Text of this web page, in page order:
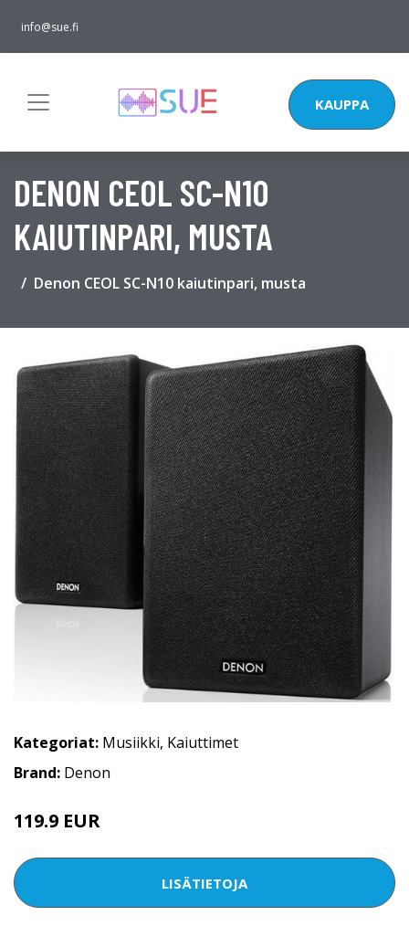
info@sue.fi
KAUPPA
DENON CEOL SC-N10
KAIUTINPARI, MUSTA
Denon CEOL SC-N10 kaiutinpari, musta
Kategoriat: Musiikki, Kaiuttimet
Brand: Denon
119.9 EUR
LISÄTIETOJA